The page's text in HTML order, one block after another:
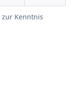
zur Kenntnis